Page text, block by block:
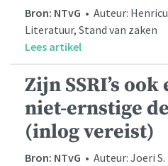
Bron: NTvG • Auteur:
Literatuur, Stand van zaken
Lees artikel
Zijn SSRI’s
niet-ernstige
(inlog vereist)
Bron: NTvG • Auteur: Joeri